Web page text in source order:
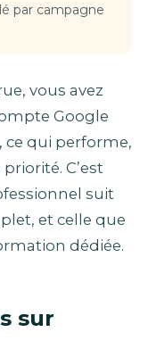
par campagne
vous avez
Google
ce qui performe,
C’est
suit
et celle que
dédiée.
sur